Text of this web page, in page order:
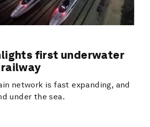
first underwater
network is fast expanding, and
under the sea.